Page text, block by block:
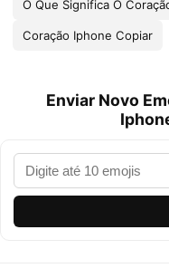
O Que Significa O
Coração Iphone Copiar
Enviar Novo